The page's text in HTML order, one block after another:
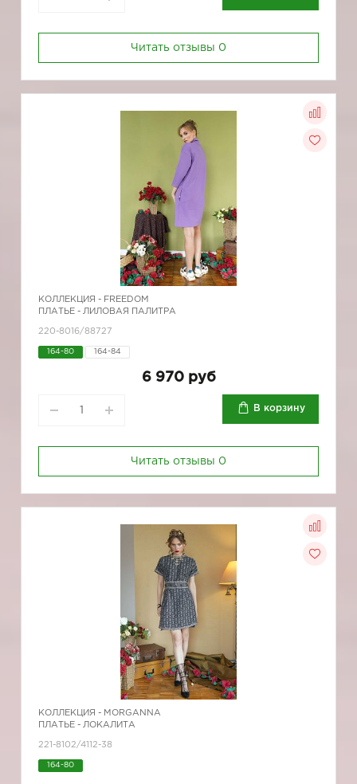
Читать отзывы 0
КОЛЛЕКЦИЯ - FREEDOM
ПЛАТЬЕ - ЛИЛОВАЯ ПАЛИТРА
220-8016/88727
164-80 164-84
6 970 руб
В корзину
Читать отзывы 0
КОЛЛЕКЦИЯ - MORGANNA
ПЛАТЬЕ - ЛОКАЛИТА
221-8102/4112-38
164-80